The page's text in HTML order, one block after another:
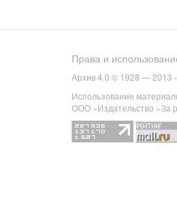
Права и
Архив 4.0 © 1928 — 2013
Использование
ООО «Издательство «За